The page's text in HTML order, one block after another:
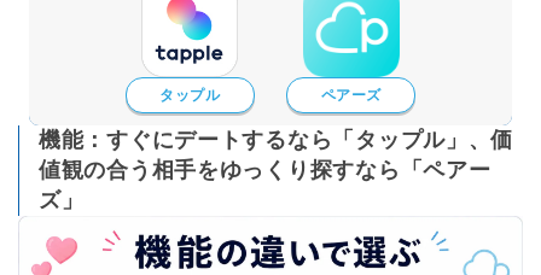
タップル ペアーズ
機能：すぐにデートするなら「タップル」、価
値観の合う相手をゆっくり探すなら「ペアー
ズ」